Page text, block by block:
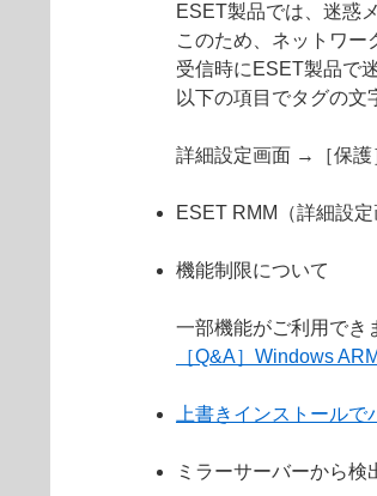
ESET製品では、迷惑
このため、ネットワ
受信時にESET製品で
以下の項目でタグの文
詳細設定画面 →［保護
ESET RMM（詳細設
機能制限について
一部機能がご利用でき
［Q&A］Windows
上書きインストール
ミラーサーバーから